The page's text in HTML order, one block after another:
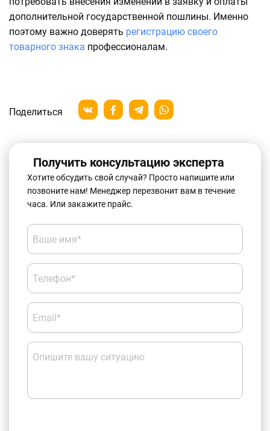
дополнительной государственной пошлины. Именно
поэтому важно доверять регистрацию своего
товарного знака профессионалам.
Поделиться
Получить консультацию эксперта
Хотите обсудить свой случай? Просто напишите или
позвоните нам! Менеджер перезвонит вам в течение
часа. Или закажите прайс.
Ваше имя*
Телефон*
Email*
Опишите вашу ситуацию